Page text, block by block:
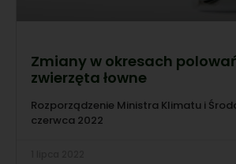
Zmiany w okresach
zwierzęta łowne
Rozporządzenie Ministra Klimatu i
czerwca 2022